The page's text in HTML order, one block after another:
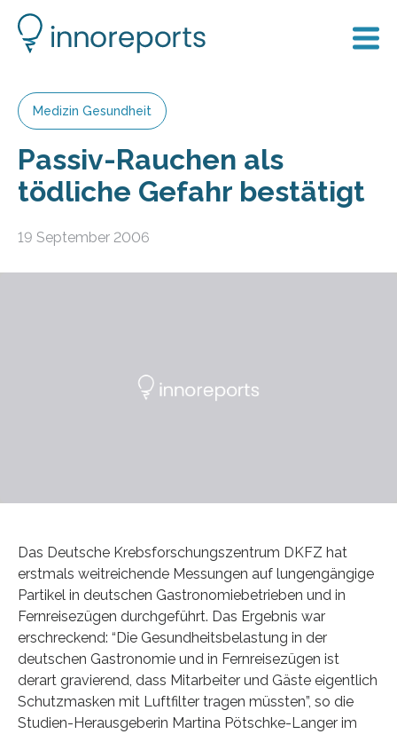
Medizin Gesundheit
Passiv-Rauchen als
tödliche Gefahr bestätigt
19 September 2006
Das Deutsche Krebsforschungszentrum DKFZ hat
erstmals weitreichende Messungen auf lungengängige
Partikel in deutschen Gastronomiebetrieben und in
Fernreisezügen durchgeführt. Das Ergebnis war
erschreckend: “Die Gesundheitsbelastung in der
deutschen Gastronomie und in Fernreisezügen ist
derart gravierend, dass Mitarbeiter und Gäste eigentlich
Schutzmasken mit Luftfilter tragen müssten”, so die
Studien-Herausgeberin Martina Pötschke-Langer im